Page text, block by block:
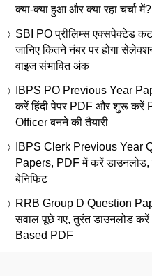
क्या-क्या हुआ और क्या रहा चर्चा में?
SBI PO प्रीलिम्स एक्सपेक्टेड
जानिए कितने नंबर पर होगा
वाइज संभावित अंक
IBPS PO Previous Year
करें हिंदी पेपर PDF और शुरू करें
Officer बनने की तैयारी
IBPS Clerk Previous Year
Papers, PDF में करें डाउनलोड,
बेनिफिट
RRB Group D Question
सवाल पूछे गए, तुरंत डाउनलोड
Based PDF